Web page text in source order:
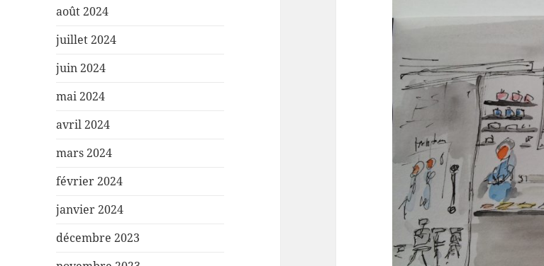
août 2024
juillet 2024
juin 2024
mai 2024
avril 2024
mars 2024
février 2024
janvier 2024
décembre 2023